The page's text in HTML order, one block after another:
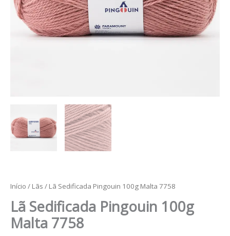
Início / Lãs / Lã Sedificada Pingouin 100g Malta 7758
Lã Sedificada Pingouin 100g
Malta 7758